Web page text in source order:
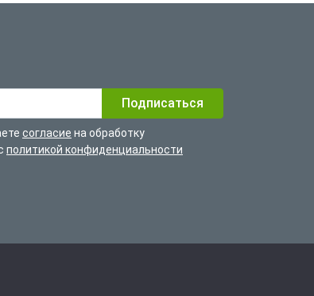
согласие на обработку
политикой конфиденциальности